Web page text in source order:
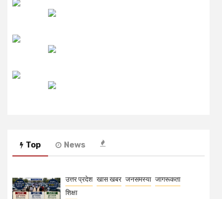
Top News
उत्तर प्रदेश खास खबर जनसमस्या जागरूकता
शिक्षा